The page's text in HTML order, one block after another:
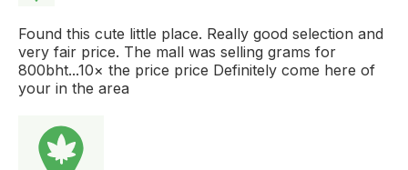
Found this cute little place. Really good selection and
very fair price. The mall was selling grams for
800bht...10× the price price Definitely come here of
your in the area